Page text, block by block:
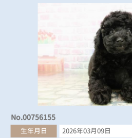
No.00756155
生年月日
2026年03月09日